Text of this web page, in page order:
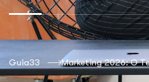
Guia33 Marketing 2026: O